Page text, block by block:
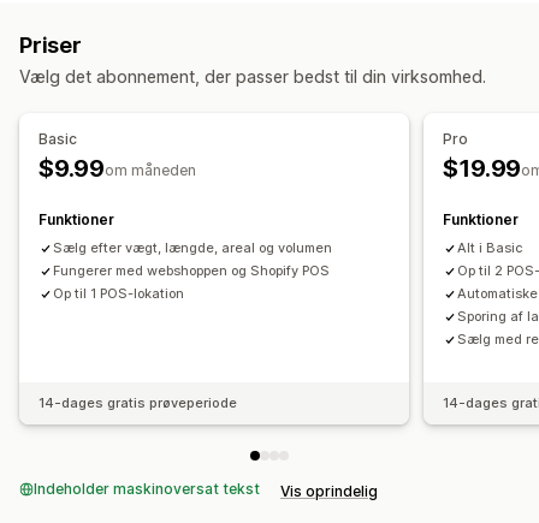
Flere lokationer
Priser
Vælg det abonnement, der passer bedst til din virksomhed.
Basic
$9.99om måneden
Funktioner
Sælg efter vægt, længde, areal og volumen
Fungerer med webshoppen og Shopify POS
Op til 1 POS-lokation
14-dages gratis prøveperiode
Pro
$19.99
Funktioner
Alt i Basic
Op til 2
Sporing af
Sælg med
14-dages
Indeholder maskinoversat tekst Vis oprindelig